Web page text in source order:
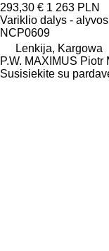
293,30 € 1 263 PLN
Variklio dalys -
NCP0609
Lenkija, Kargowa
P.W. MAXIMUS Piotr
Susisiekite su